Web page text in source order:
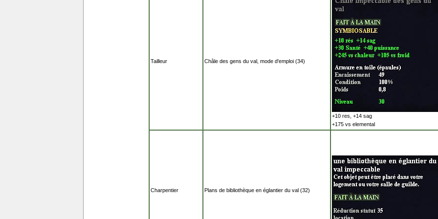
Tailleur Châle des gens du val, mode d'emploi (34)
+10 res, +14 sag
+175 vs elemental
Charpentier Plans de bibliothèque en églantier du val (32)